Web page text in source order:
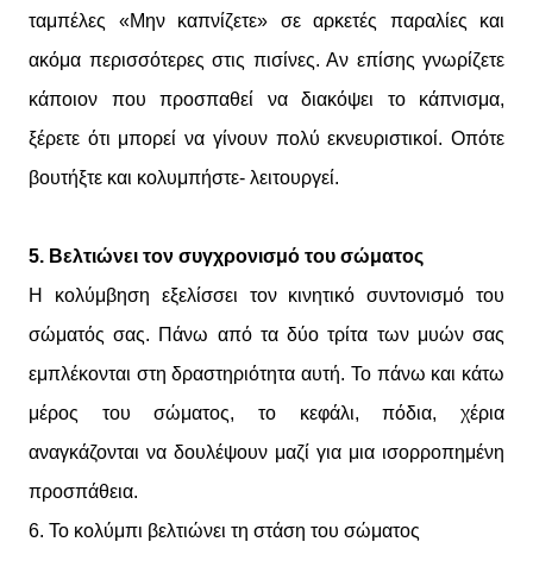
ταμπέλες «Μην καπνίζετε» σε αρκετές παραλίες και
ακόμα περισσότερες στις πισίνες. Αν επίσης γνωρίζετε
κάποιον που προσπαθεί να διακόψει το κάπνισμα,
ξέρετε ότι μπορεί να γίνουν πολύ εκνευριστικοί. Οπότε
βουτήξτε και κολυμπήστε- λειτουργεί.
5. Βελτιώνει τον συγχρονισμό του σώματος
Η κολύμβηση εξελίσσει τον κινητικό συντονισμό του
σώματός σας. Πάνω από τα δύο τρίτα των μυών σας
εμπλέκονται στη δραστηριότητα αυτή. Το πάνω και κάτω
μέρος του σώματος, το κεφάλι, πόδια, χέρια
αναγκάζονται να δουλέψουν μαζί για μια ισορροπημένη
προσπάθεια.
6. Το κολύμπι βελτιώνει τη στάση του σώματος